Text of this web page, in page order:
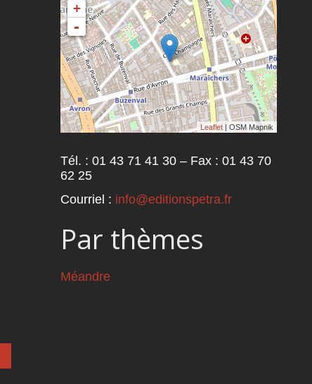
+
-
Leaflet | OSM Mapnik
Tél. : 01 43 71 41 30 – Fax : 01 43 70
62 25
Courriel : info@editionspetra.fr
Par thèmes
Méandre